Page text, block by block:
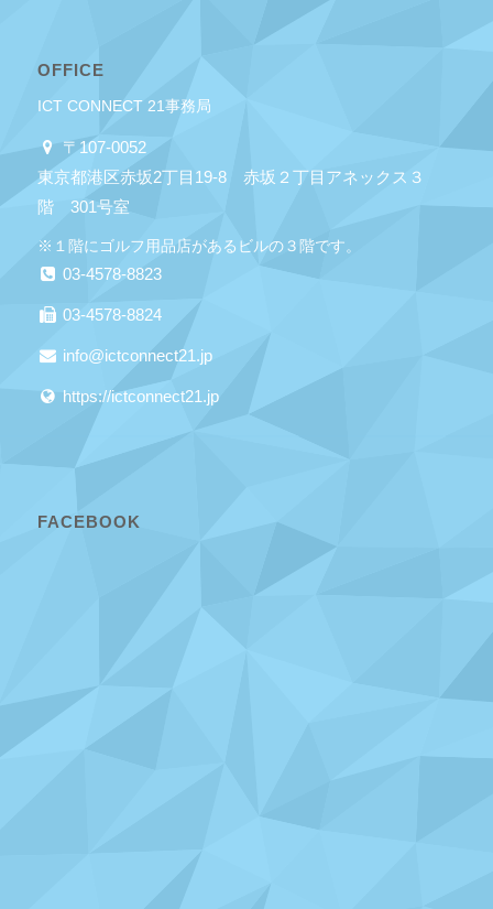
OFFICE
ICT CONNECT 21事務局
〒107-0052
東京都港区赤坂2丁目19-8 赤坂２丁目アネックス３
階 301号室
※１階にゴルフ用品店があるビルの３階です。
03-4578-8823
03-4578-8824
info@ictconnect21.jp
https://ictconnect21.jp
FACEBOOK